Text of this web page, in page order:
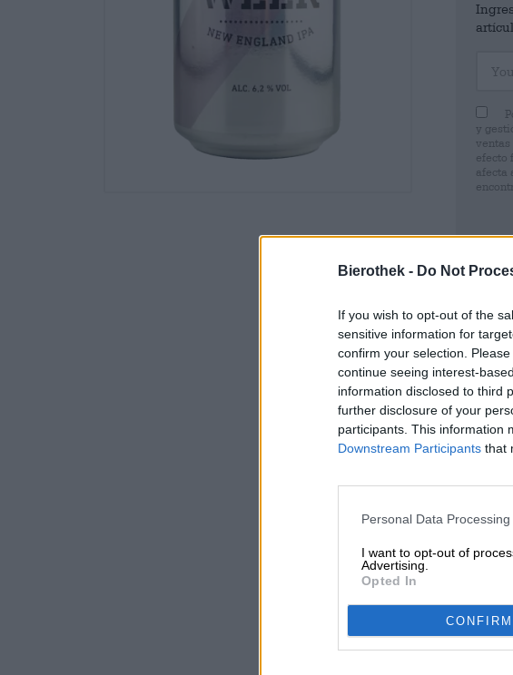
Bierothek - Do Not
If you wish to opt-out of the
sensitive information for
confirm your selection.
continue seeing interest-
information disclosed to third
further disclosure of your
participants. This information
Downstream Participants that
Personal Data
I want to opt-out of
Advertising.
Opted In
CONFIRM
y
ventas
efecto
afecta
La
solo
No
piña,